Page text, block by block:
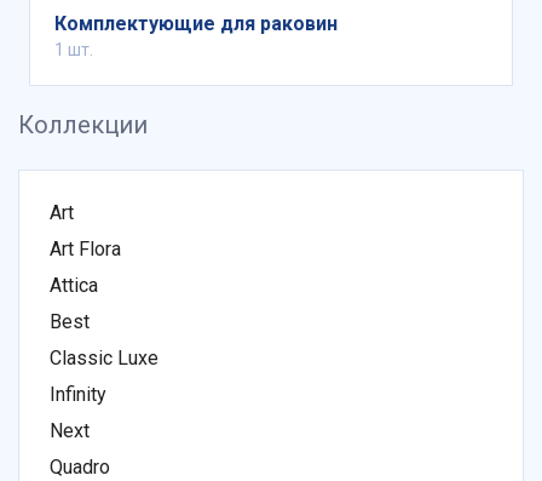
Комплектующие для раковин
1 шт.
Коллекции
Art
Art Flora
Attica
Best
Classic Luxe
Infinity
Next
Quadro